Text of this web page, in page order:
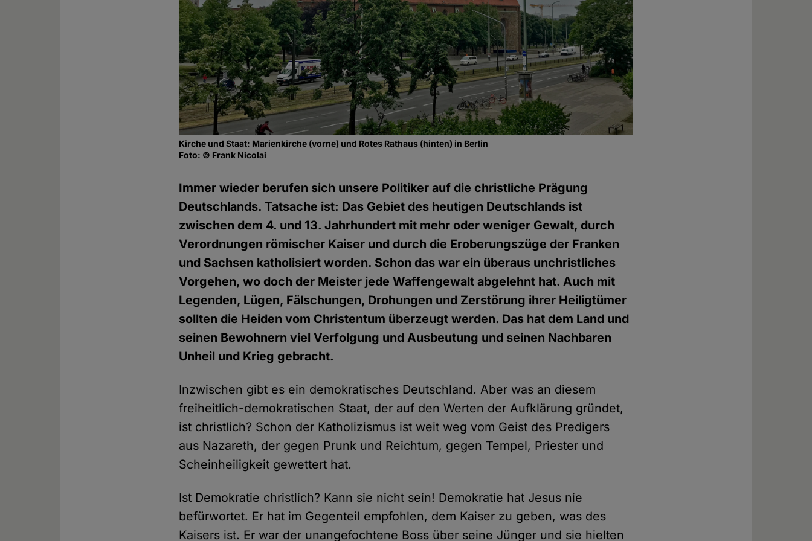
Kirche und Staat: Marienkirche (vorne) und Rotes Rathaus (hinten) in Berlin
Foto: © Frank Nicolai
Immer wieder berufen sich unsere Politiker auf die christliche Prägung
Deutschlands. Tatsache ist: Das Gebiet des heutigen Deutschlands ist
zwischen dem 4. und 13. Jahrhundert mit mehr oder weniger Gewalt, durch
Verordnungen römischer Kaiser und durch die Eroberungszüge der Franken
und Sachsen katholisiert worden. Schon das war ein überaus unchristliches
Vorgehen, wo doch der Meister jede Waffengewalt abgelehnt hat. Auch mit
Legenden, Lügen, Fälschungen, Drohungen und Zerstörung ihrer Heiligtümer
sollten die Heiden vom Christentum überzeugt werden. Das hat dem Land und
seinen Bewohnern viel Verfolgung und Ausbeutung und seinen Nachbaren
Unheil und Krieg gebracht.
Inzwischen gibt es ein demokratisches Deutschland. Aber was an diesem
freiheitlich-demokratischen Staat, der auf den Werten der Aufklärung gründet,
ist christlich? Schon der Katholizismus ist weit weg vom Geist des Predigers
aus Nazareth, der gegen Prunk und Reichtum, gegen Tempel, Priester und
Scheinheiligkeit gewettert hat.
Ist Demokratie christlich? Kann sie nicht sein! Demokratie hat Jesus nie
befürwortet. Er hat im Gegenteil empfohlen, dem Kaiser zu geben, was des
Kaisers ist. Er war der unangefochtene Boss über seine Jünger und sie hielten